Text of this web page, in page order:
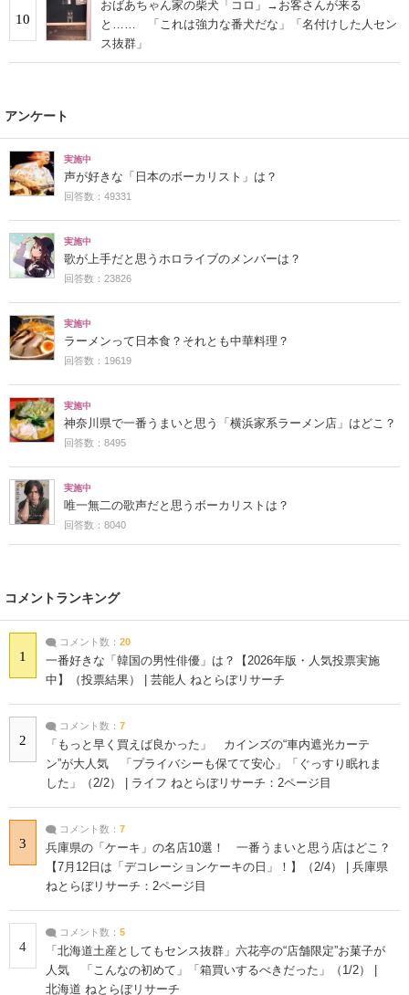
10
おばあちゃん家の柴犬「コロ」→お客さんが来る
と…… 「これは強力な番犬だな」「名付けした人セン
ス抜群」
アンケート
実施中
声が好きな「日本のボーカリスト」は？
回答数：49331
実施中
歌が上手だと思うホロライブのメンバーは？
回答数：23826
実施中
ラーメンって日本食？それとも中華料理？
回答数：19619
実施中
神奈川県で一番うまいと思う「横浜家系ラーメン店」はどこ？
回答数：8495
実施中
唯一無二の歌声だと思うボーカリストは？
回答数：8040
コメントランキング
1
コメント数： 20
一番好きな「韓国の男性俳優」は？【2026年版・人気投票実施
中】（投票結果） | 芸能人 ねとらぼリサーチ
2
コメント数： 7
「もっと早く買えば良かった」 カインズの“車内遮光カーテ
ン”が大人気 「プライバシーも保てて安心」「ぐっすり眠れま
した」（2/2） | ライフ ねとらぼリサーチ：2ページ目
3
コメント数： 7
兵庫県の「ケーキ」の名店10選！ 一番うまいと思う店はどこ？
【7月12日は「デコレーションケーキの日」！】（2/4） | 兵庫県
ねとらぼリサーチ：2ページ目
4
コメント数： 5
「北海道土産としてもセンス抜群」六花亭の“店舗限定”お菓子が
人気 「こんなの初めて」「箱買いするべきだった」（1/2） |
北海道 ねとらぼリサーチ